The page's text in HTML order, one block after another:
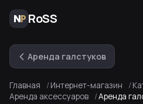
RoSS
Аренда галстуков
Главная Интернет-магазин
Аренда аксессуаров
Аренда